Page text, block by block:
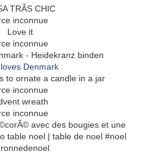
inconnue
inconnue
Denmark
inconnue
inconnue